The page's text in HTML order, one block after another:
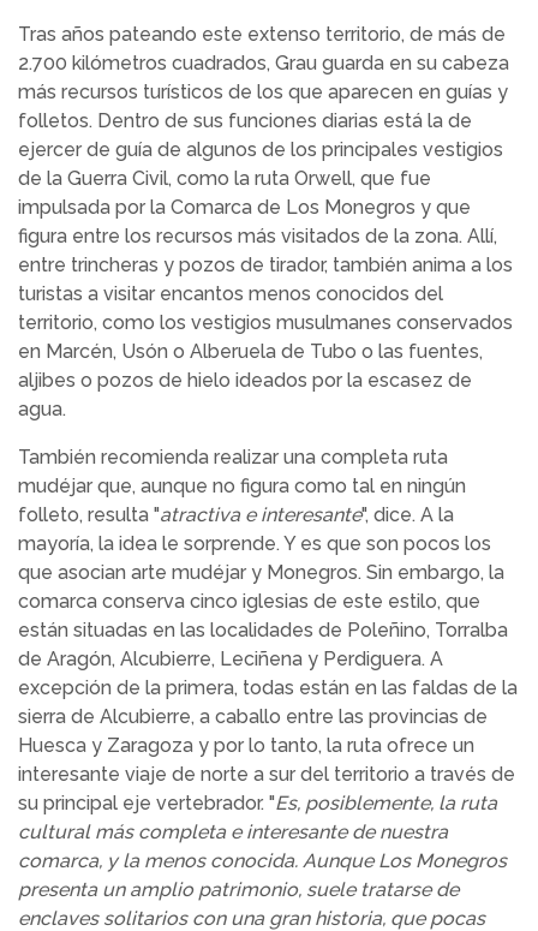
Tras años pateando este extenso territorio, de más de
2.700 kilómetros cuadrados, Grau guarda en su cabeza
más recursos turísticos de los que aparecen en guías y
folletos. Dentro de sus funciones diarias está la de
ejercer de guía de algunos de los principales vestigios
de la Guerra Civil, como la ruta Orwell, que fue
impulsada por la Comarca de Los Monegros y que
figura entre los recursos más visitados de la zona. Allí,
entre trincheras y pozos de tirador, también anima a los
turistas a visitar encantos menos conocidos del
territorio, como los vestigios musulmanes conservados
en Marcén, Usón o Alberuela de Tubo o las fuentes,
aljibes o pozos de hielo ideados por la escasez de
agua.
También recomienda realizar una completa ruta
mudéjar que, aunque no figura como tal en ningún
folleto, resulta "atractiva e interesante", dice. A la
mayoría, la idea le sorprende. Y es que son pocos los
que asocian arte mudéjar y Monegros. Sin embargo, la
comarca conserva cinco iglesias de este estilo, que
están situadas en las localidades de Poleñino, Torralba
de Aragón, Alcubierre, Leciñena y Perdiguera. A
excepción de la primera, todas están en las faldas de la
sierra de Alcubierre, a caballo entre las provincias de
Huesca y Zaragoza y por lo tanto, la ruta ofrece un
interesante viaje de norte a sur del territorio a través de
su principal eje vertebrador. "Es, posiblemente, la ruta
cultural más completa e interesante de nuestra
comarca, y la menos conocida. Aunque Los Monegros
presenta un amplio patrimonio, suele tratarse de
enclaves solitarios con una gran historia, que pocas